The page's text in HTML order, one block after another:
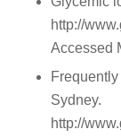
http://
Accessed
Sydney.
http://